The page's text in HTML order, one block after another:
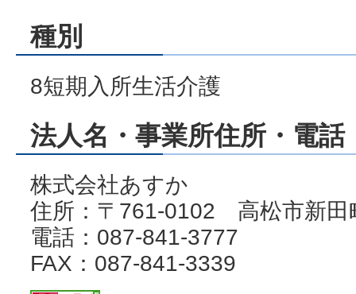
種別
8短期入所生活介護
法人名・事業所住所・電話
株式会社あすか
住所：〒761-0102 高松市新田
電話：087-841-3777
FAX：087-841-3339